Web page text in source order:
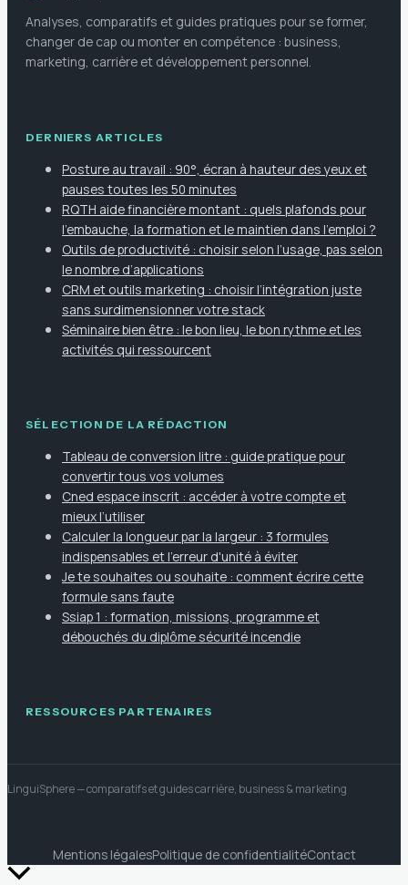
Analyses, comparatifs et guides pratiques pour se former,
changer de cap ou monter en compétence : business,
marketing, carrière et développement personnel.
DERNIERS ARTICLES
Posture au travail : 90°, écran à hauteur des yeux et
pauses toutes les 50 minutes
RQTH aide financière montant : quels plafonds pour
l’embauche, la formation et le maintien dans l’emploi ?
Outils de productivité : choisir selon l’usage, pas selon
le nombre d’applications
CRM et outils marketing : choisir l’intégration juste
sans surdimensionner votre stack
Séminaire bien être : le bon lieu, le bon rythme et les
activités qui ressourcent
SÉLECTION DE LA RÉDACTION
Tableau de conversion litre : guide pratique pour
convertir tous vos volumes
Cned espace inscrit : accéder à votre compte et
mieux l’utiliser
Calculer la longueur par la largeur : 3 formules
indispensables et l'erreur d'unité à éviter
Je te souhaites ou souhaite : comment écrire cette
formule sans faute
Ssiap 1 : formation, missions, programme et
débouchés du diplôme sécurité incendie
RESSOURCES PARTENAIRES
LinguiSphere— comparatifs et guides carrière, business & marketing
Mentions légalesPolitique de confidentialitéContact